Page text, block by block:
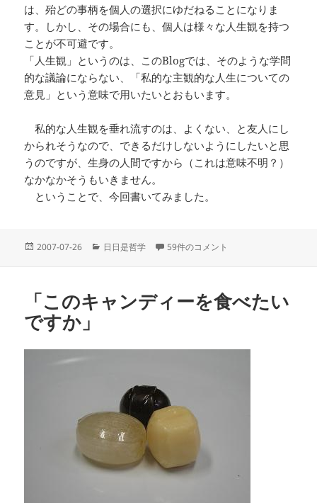
は、殆どの事柄を個人の選択にゆだねることになりま
す。しかし、その場合にも、個人は様々な人生観を持つ
ことが不可避です。
「人生観」というのは、このBlogでは、そのような学問
的な議論にならない、「私的な主観的な人生についての
意見」という意味で用いたいとおもいます。
私的な人生観を垂れ流すのは、よくない、と友人にし
かられそうなので、できるだけしないようにしたいと思
うのですが、生身の人間ですから（これは意味不明？）
なかなかそうもいきません。
ということで、今回書いてみました。
投
2007-07-26
カ
ー
日日是哲学 ERと私的な人生観 への
59件のコメント
「このキャンディーを食べたい
ですか」